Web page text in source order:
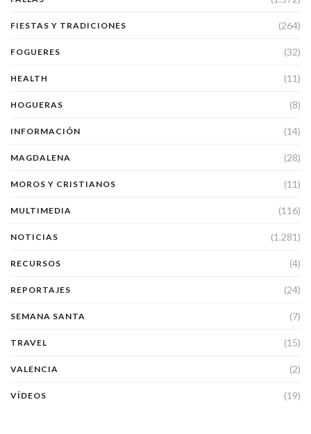
FIESTAS Y TRADICIONES (264)
FOGUERES (32)
HEALTH (11)
HOGUERAS (8)
INFORMACIÓN (14)
MAGDALENA (28)
MOROS Y CRISTIANOS (11)
MULTIMEDIA (116)
NOTICIAS (1.281)
RECURSOS (4)
REPORTAJES (24)
SEMANA SANTA (7)
TRAVEL (15)
VALENCIA (2)
VÍDEOS (19)